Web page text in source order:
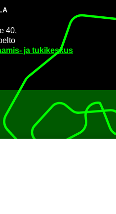
40,
ja tu­ki­kes­kus